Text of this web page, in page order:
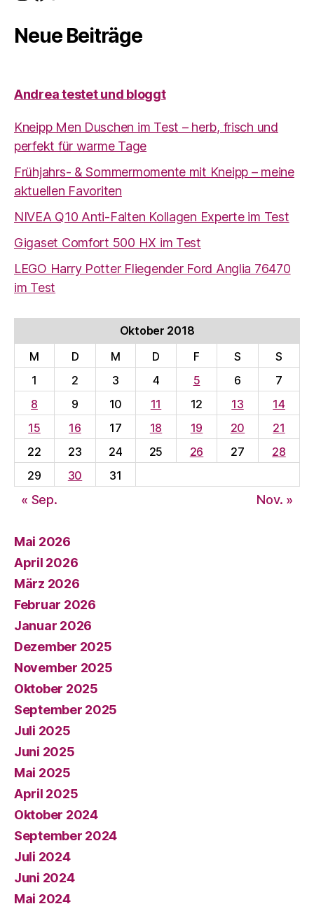
Neue Beiträge
Andrea testet und bloggt
Kneipp Men Duschen im Test – herb, frisch und
perfekt für warme Tage
Frühjahrs- & Sommermomente mit Kneipp – meine
aktuellen Favoriten
NIVEA Q10 Anti-Falten Kollagen Experte im Test
Gigaset Comfort 500 HX im Test
LEGO Harry Potter Fliegender Ford Anglia 76470
im Test
Oktober 2018
M
D M D F S
S
1
2 3 4 5 6
7
8
9 10 11 12 13
14
15
16 17 18 19 20
21
22
23 24 25 26 27
28
29
30 31
« Sep. Nov. »
Mai 2026
April 2026
März 2026
Februar 2026
Januar 2026
Dezember 2025
November 2025
Oktober 2025
September 2025
Juli 2025
Juni 2025
Mai 2025
April 2025
Oktober 2024
September 2024
Juli 2024
Juni 2024
Mai 2024